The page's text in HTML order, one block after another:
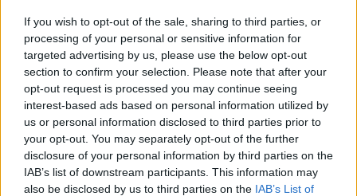
If you wish to opt-out of the sale, sharing to third parties, or
processing of your personal or sensitive information for
targeted advertising by us, please use the below opt-out
section to confirm your selection. Please note that after your
opt-out request is processed you may continue seeing
interest-based ads based on personal information utilized by
us or personal information disclosed to third parties prior to
your opt-out. You may separately opt-out of the further
disclosure of your personal information by third parties on the
IAB’s list of downstream participants. This information may
also be disclosed by us to third parties on the IAB’s List of
bázisidőszak hőértékesítését és az időszakos
tervet is meghaladó hőértékesítést realizált, a
vállalat a januárban közölt EBITDA terv
tartományának várható teljesülését fenntartja.
Portfolio Investment Day 2026Október 21-én jön a Portfolio
Investment Day 2026, ahol a piac vezető szakértőivel
keressük a választ a befektetőket leginkább foglalkoztató
kérdésekre. Meddig tarthat az AI-rali, kik lehetnek a